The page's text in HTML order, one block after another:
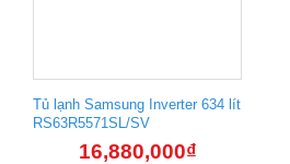
Tủ lạnh Samsung Inverter 634 lít
RS63R5571SL/SV
16,880,000₫